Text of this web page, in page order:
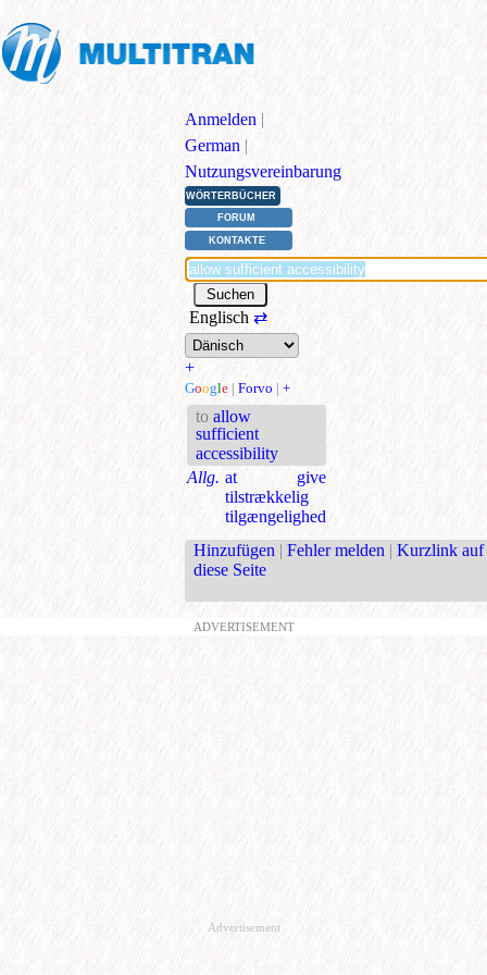
Anmelden |
German |
Nutzungsvereinbarung
WÖRTERBÜCHER
FORUM
KONTAKTE
Englisch ⇄
+
Google | Forvo | +
to allow
sufficient
accessibility
Allg. at give
tilstrækkelig
tilgængelighed
Hinzufügen | Fehler melden | Kurzlink auf
diese Seite
ADVERTISEMENT
Advertisement